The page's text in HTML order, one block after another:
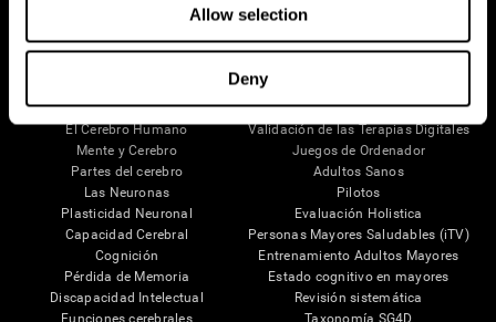
Allow selection
Deny
El Cerebro Humano
Mente y Cerebro
Partes del cerebro
Las Neuronas
Plasticidad Neuronal
Capacidad Cerebral
Cognición
Pérdida de Memoria
Discapacidad Intelectual
Validación de las Terapias Digitales
Juegos de Ordenador
Adultos Sanos
Pilotos
Evaluación Holistica
Personas Mayores Saludables (iTV)
Entrenamiento Adultos Mayores
Estado cognitivo en mayores
Revisión sistemática